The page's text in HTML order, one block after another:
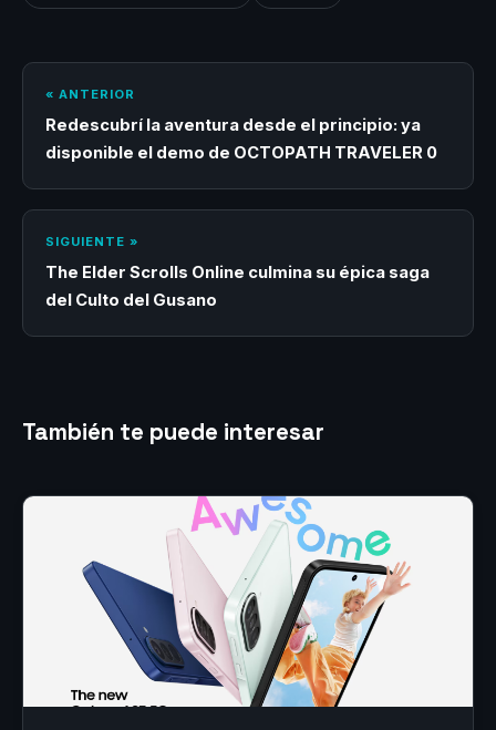
« ANTERIOR
Redescubrí la aventura desde el principio: ya
disponible el demo de OCTOPATH TRAVELER 0
SIGUIENTE »
The Elder Scrolls Online culmina su épica saga
del Culto del Gusano
También te puede interesar